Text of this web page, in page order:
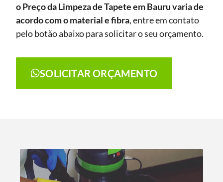
o Preço da Limpeza de Tapeteem Bauruvaria de
acordo com o material e fibra, entre em contato
pelo botão abaixo para solicitar o seu orçamento.
SOLICITAR ORÇAMENTO